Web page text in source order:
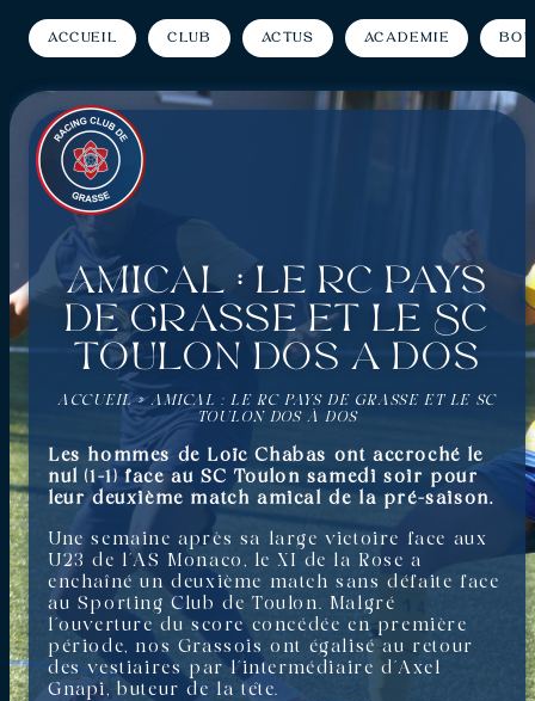
Accueil Club Actus Académie
Amical : Le RC Pays
de Grasse et le SC
Toulon dos à dos
ACCUEIL»AMICAL : LE RC PAYS DE GRASSE ET LE SC
TOULON DOS À DOS
Les hommes de Loïc Chabas ont accroché le
nul (1-1) face au SC Toulon samedi soir pour
leur deuxième match amical de la pré-saison.
Une semaine après sa large victoire face aux
U23 de l’AS Monaco, le XI de la Rose a
enchaîné un deuxième match sans défaite face
au Sporting Club de Toulon. Malgré
l’ouverture du score concédée en première
période, nos Grassois ont égalisé au retour
des vestiaires par l’intermédiaire d’Axel
Gnapi, buteur de la tête.